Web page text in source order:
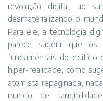
revolução digital, ao
desmaterializando o
Para ele, a tecnologia
parece sugerir que os
fundamentais do edifício
hiper-realidade, como
atomista repaginada,
mundo de